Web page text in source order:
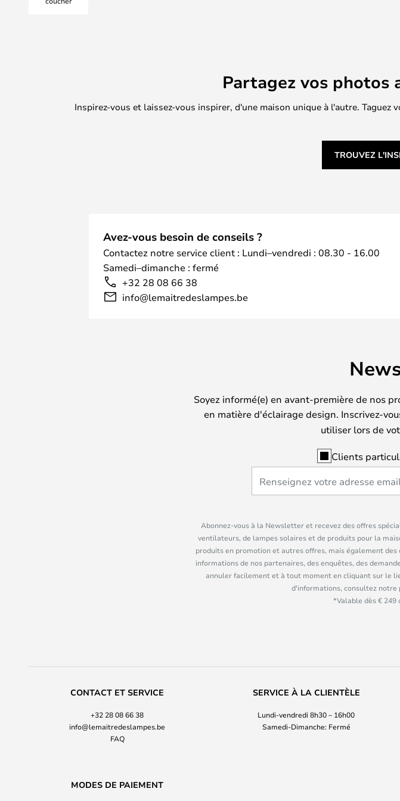
Partagez vos photos
Inspirez-vous et laissez-vous inspirer, d'une maison unique à l'autre.
TROUVEZ
Avez-vous besoin de conseils ?
Contactez notre service client : Lundi–vendredi : 08.30 - 16.00
Samedi–dimanche : fermé
+32 28 08 66 38
info@lemaitredeslampes.be
Soyez informé(e) en avant-première de nos
en matière d'éclairage design. Inscrivez-
utiliser lors de
Clients
Abonnez-vous à la Newsletter et recevez des offres
ventilateurs, de lampes solaires et de produits pour la
produits en promotion et autres offres, mais également
informations de nos partenaires, des enquêtes, des
annuler facilement et à tout moment en cliquant sur le
d'informations, consultez notre
*Valable dès € 249
CONTACT ET SERVICE
+32 28 08 66 38
info@lemaitredeslampes.be
FAQ
SERVICE À LA CLIENTÈLE
Lundi-vendredi 8h30 – 16h00
Samedi-Dimanche: Fermé
MODES DE PAIEMENT